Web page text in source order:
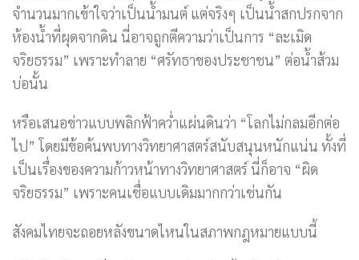
จำนวนมากเข้าใจว่าเป็นน้ำมนต์ แต่จริงๆ เป็นน้ำสกปรกจาก
ห้องน้ำที่ผุดจากดิน นี่อาจถูกตีความว่าเป็นการ “ละเมิด
จริยธรรม” เพราะทำลาย “ศรัทธาของประชาชน” ต่อน้ำส้วม
บ่อนั้น
หรือเสนอข่าวแบบพลิกฟ้าคว่ำแผ่นดินว่า “โลกไม่กลมอีกต่อ
ไป” โดยมีข้อค้นพบทางวิทยาศาสตร์สนับสนุนหนักแน่น ทั้งที่
เป็นเรื่องของความก้าวหน้าทางวิทยาศาสตร์ นี่ก็อาจ “ผิด
จริยธรรม” เพราะคนเชื่อแบบเดิมมากกว่าเช่นกัน
สังคมไทยจะถอยหลังขนาดไหนในสภาพกฎหมายแบบนี้